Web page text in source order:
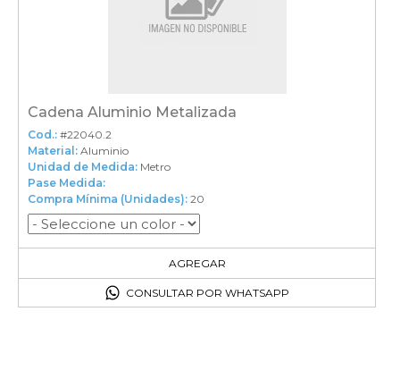
Cadena Aluminio Metalizada
Cod.: #22040.2
Material: Aluminio
Unidad de Medida: Metro
Pase Medida:
Compra Mínima (Unidades): 20
AGREGAR
20en el carrito
CONSULTAR POR WHATSAPP